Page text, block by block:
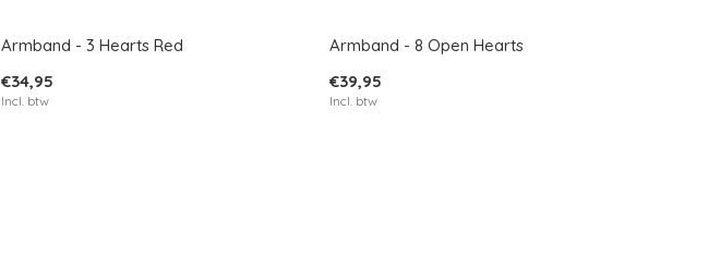
Armband - 3 Hearts Red
€34,95
Incl. btw
Armband - 8 Open Hearts
€39,95
Incl. btw